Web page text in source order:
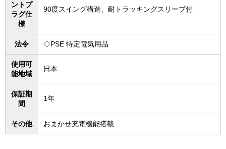
ントプ
ラグ仕
様
90度スイング構造、耐トラッキングスリーブ付
法令 ◇PSE 特定電気用品
使用可
能地域
日本
保証期
間
1年
その他 おまかせ充電機能搭載